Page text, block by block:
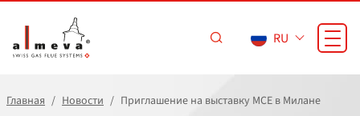
RU
Главная Новости Приглашение на выставку MCE в Милане